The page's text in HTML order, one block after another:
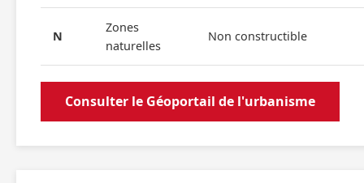
N
Zones
naturelles
Non constructible
Consulter le Géoportail de l'urbanisme